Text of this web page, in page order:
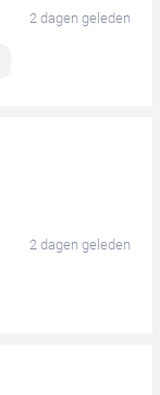
2 dagen geleden
2 dagen geleden